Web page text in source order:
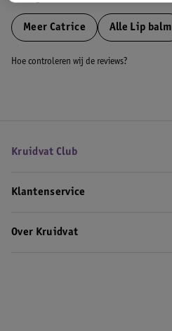
Meer Catrice Alle Lip balm
Hoe controleren wij de reviews?
Kruidvat Club
Klantenservice
Over Kruidvat